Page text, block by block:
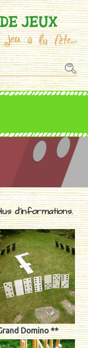
d’informations.
Domino **